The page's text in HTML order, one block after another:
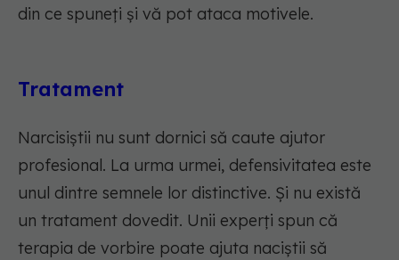
din ce spuneți și vă pot ataca motivele.
Tratament
Narcisiștii nu sunt dornici să caute ajutor
profesional. La urma urmei, defensivitatea este
unul dintre semnele lor distinctive. Și nu există
un tratament dovedit. Unii experți spun că
terapia de vorbire poate ajuta naciștii să